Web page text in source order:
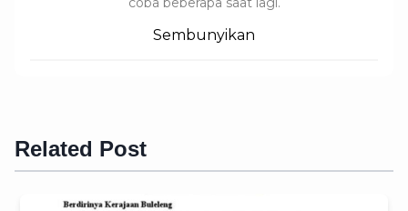
Sembunyikan
Related Post